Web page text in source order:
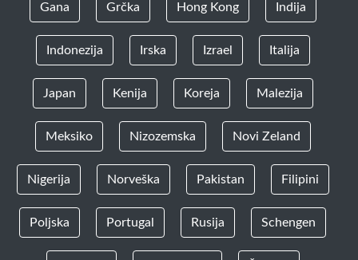
Gana Grčka Hong Kong Indija
Indonezija Irska Izrael Italija
Japan Kenija Koreja Malezija
Meksiko Nizozemska Novi Zeland
Nigerija Norveška Pakistan Filipini
Poljska Portugal Rusija Schengen